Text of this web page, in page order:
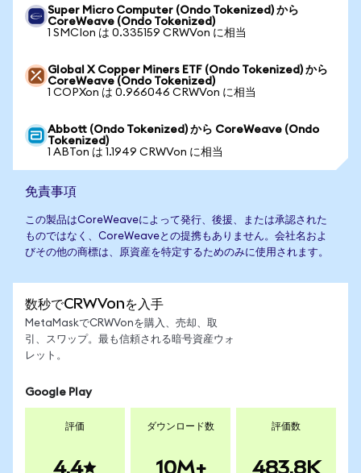
Super Micro Computer (Ondo Tokenized) から
CoreWeave (Ondo Tokenized)
1 SMCIon は 0.335159 CRWVon に相当
Global X Copper Miners ETF (Ondo Tokenized) から
CoreWeave (Ondo Tokenized)
1 COPXon は 0.966046 CRWVon に相当
Abbott (Ondo Tokenized) から CoreWeave (Ondo
Tokenized)
1 ABTon は 1.1949 CRWVon に相当
免責事項
この製品はCoreWeaveによって発行、後援、または承認された
ものではなく、CoreWeaveとの提携もありません。会社名およ
びその他の商標は、原資産を特定するためのみに使用されます。
数秒でCRWVonを入手
MetaMaskでCRWVonを購入、売却、取
引、スワップ。最も信頼される暗号資産ウォ
レット。
Google Play
評価
4.4
ダウンロード数
10M+
評価数
483.8K